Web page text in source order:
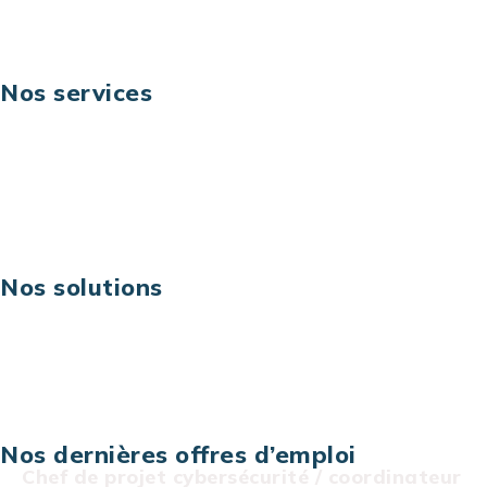
Nos services
Nos solutions
Nos dernières offres d’emploi
Chef de projet cybersécurité / coordinateur